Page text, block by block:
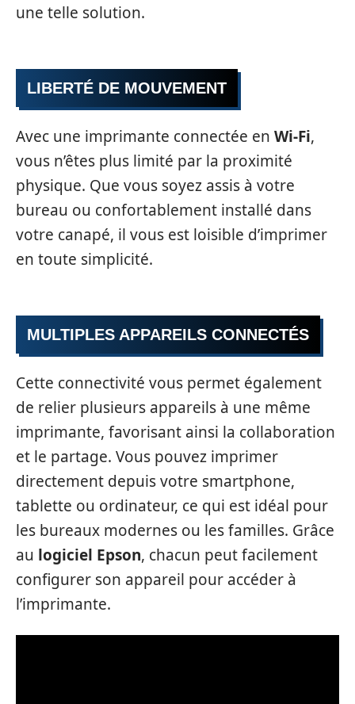
une telle solution.
LIBERTÉ DE MOUVEMENT
Avec une imprimante connectée en Wi-Fi,
vous n’êtes plus limité par la proximité
physique. Que vous soyez assis à votre
bureau ou confortablement installé dans
votre canapé, il vous est loisible d’imprimer
en toute simplicité.
MULTIPLES APPAREILS CONNECTÉS
Cette connectivité vous permet également
de relier plusieurs appareils à une même
imprimante, favorisant ainsi la collaboration
et le partage. Vous pouvez imprimer
directement depuis votre smartphone,
tablette ou ordinateur, ce qui est idéal pour
les bureaux modernes ou les familles. Grâce
au logiciel Epson, chacun peut facilement
configurer son appareil pour accéder à
l’imprimante.